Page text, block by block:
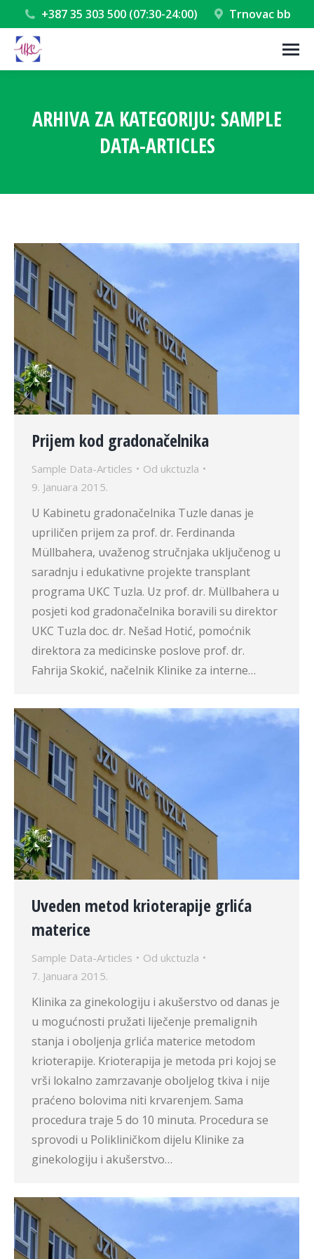
+387 35 303 500 (07:30-24:00) Trnovac bb
ARHIVA ZA KATEGORIJU: SAMPLE
DATA-ARTICLES
Prijem kod gradonačelnika
Sample Data-Articles Od ukctuzla
9. Januara 2015.
U Kabinetu gradonačelnika Tuzle danas je
upriličen prijem za prof. dr. Ferdinanda
Müllbahera, uvaženog stručnjaka uključenog u
saradnju i edukativne projekte transplant
programa UKC Tuzla. Uz prof. dr. Müllbahera u
posjeti kod gradonačelnika boravili su direktor
UKC Tuzla doc. dr. Nešad Hotić, pomoćnik
direktora za medicinske poslove prof. dr.
Fahrija Skokić, načelnik Klinike za interne…
Uveden metod krioterapije grlića
materice
Sample Data-Articles Od ukctuzla
7. Januara 2015.
Klinika za ginekologiju i akušerstvo od danas je
u mogućnosti pružati liječenje premalignih
stanja i oboljenja grlića materice metodom
krioterapije. Krioterapija je metoda pri kojoj se
vrši lokalno zamrzavanje oboljelog tkiva i nije
praćeno bolovima niti krvarenjem. Sama
procedura traje 5 do 10 minuta. Procedura se
sprovodi u Polikliničkom dijelu Klinike za
ginekologiju i akušerstvo…